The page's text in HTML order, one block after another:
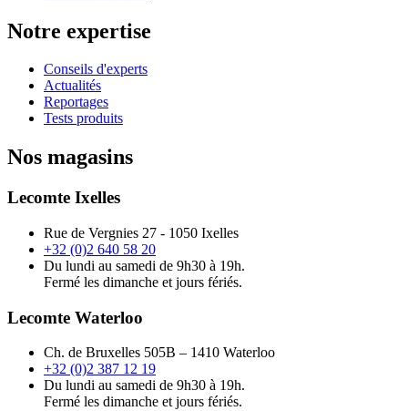
Notre expertise
Conseils d'experts
Actualités
Reportages
Tests produits
Nos magasins
Lecomte Ixelles
Rue de Vergnies 27 - 1050 Ixelles
+32 (0)2 640 58 20
Du lundi au samedi de 9h30 à 19h.
Fermé les dimanche et jours fériés.
Lecomte Waterloo
Ch. de Bruxelles 505B – 1410 Waterloo
+32 (0)2 387 12 19
Du lundi au samedi de 9h30 à 19h.
Fermé les dimanche et jours fériés.